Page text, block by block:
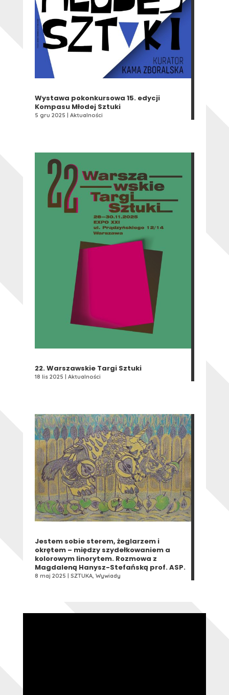
Wystawa pokonkursowa 15. edycji
Kompasu Młodej Sztuki
5 gru 2025 Aktualności
22. Warszawskie Targi Sztuki
18 lis 2025 Aktualności
Jestem sobie sterem, żeglarzem i
okrętem – między szydełkowaniem a
kolorowym linorytem. Rozmowa z
Magdaleną Hanysz-Stefańską prof. ASP.
8 maj 2025 | SZTUKA, Wywiady